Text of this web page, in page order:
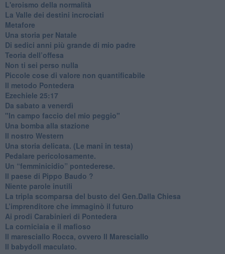
L'eroismo della normalità
​La Valle dei destini incrociati
Metafore
​Una storia per Natale
​Di sedici anni più grande di mio padre
Teoria dell’offesa
​Non ti sei perso nulla
​Piccole cose di valore non quantificabile
​Il metodo Pontedera
​Ezechiele 25:17
Da sabato a venerdì
"In campo faccio del mio peggio"
Una bomba alla stazione
Il nostro Western
Una storia delicata. (Le mani in testa)
Pedalare pericolosamente.
Un “femminicidio” pontederese.
Il paese di Pippo Baudo ?
Niente parole inutili
La tripla scomparsa del busto del Gen.Dalla Chiesa
​L’imprenditore che immaginò il futuro
Ai prodi Carabinieri di Pontedera
​La corniciaia e il mafioso
Il maresciallo Rocca, ovvero Il Maresciallo
​Il babydoll maculato.